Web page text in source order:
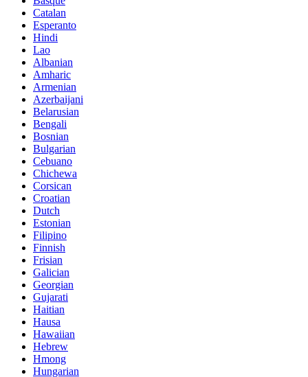
Catalan
Esperanto
Hindi
Lao
Albanian
Amharic
Armenian
Azerbaijani
Belarusian
Bengali
Bosnian
Bulgarian
Cebuano
Chichewa
Corsican
Croatian
Dutch
Estonian
Filipino
Finnish
Frisian
Galician
Georgian
Gujarati
Haitian
Hausa
Hawaiian
Hebrew
Hmong
Hungarian